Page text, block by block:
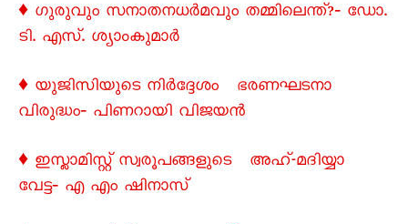
♦ ഗുരുവും സനാതനധർമവും തമ്മിലെന്ത്?‐ ഡോ.
ടി. എസ്. ശ്യാംകുമാർ
♦ യുജിസിയുടെ നിർദ്ദേശം ഭരണഘടനാ
വിരുദ്ധം‐ പിണറായി വിജയൻ
♦ ഇസ്ലാമിസ്റ്റ് സ്വരൂപങ്ങളുടെ അഹ്-മദിയ്യാ
വേട്ട‐ എ എം ഷിനാസ്